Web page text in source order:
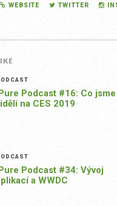
WEBSITE TWITTER
Podcast #16: Co jsme
na CES 2019
Podcast #34: Vývoj
a WWDC